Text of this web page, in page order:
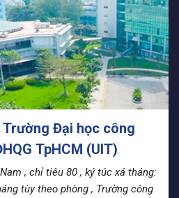
Trường Đại học công
TpHCM (UIT)
, chỉ tiêu 80 , ký túc xá tháng:
tùy theo phòng , Trường công